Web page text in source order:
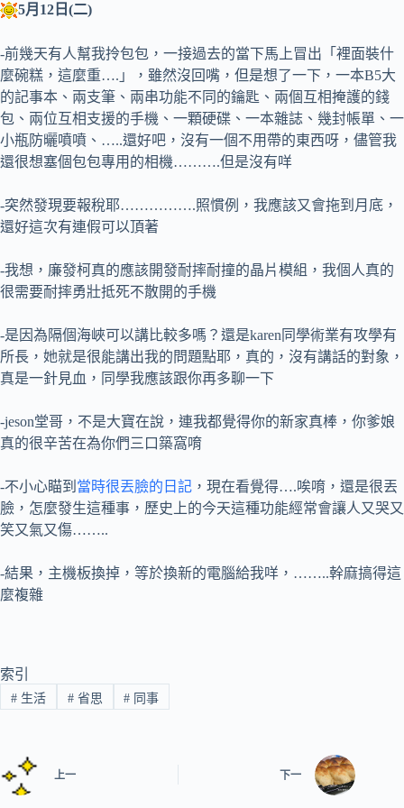
5月12日(二)
-前幾天有人幫我拎包包，一接過去的當下馬上冒出「裡面裝什
麼碗糕，這麼重….」，雖然沒回嘴，但是想了一下，一本B5大
的記事本、兩支筆、兩串功能不同的鑰匙、兩個互相掩護的錢
包、兩位互相支援的手機、一顆硬碟、一本雜誌、幾封帳單、一
小瓶防曬噴噴、…..還好吧，沒有一個不用帶的東西呀，儘管我
還很想塞個包包專用的相機……….但是沒有咩
-突然發現要報稅耶…………….照慣例，我應該又會拖到月底，
還好這次有連假可以頂著
-我想，廉發柯真的應該開發耐摔耐撞的晶片模組，我個人真的
很需要耐摔勇壯抵死不散開的手機
-是因為隔個海峽可以講比較多嗎？還是karen同學術業有攻學有
所長，她就是很能講出我的問題點耶，真的，沒有講話的對象，
真是一針見血，同學我應該跟你再多聊一下
-jeson堂哥，不是大寶在說，連我都覺得你的新家真棒，你爹娘
真的很辛苦在為你們三口築窩唷
-不小心瞄到 當時很丟臉的日記 ，現在看覺得….唉唷，還是很丟
臉，怎麼發生這種事，歷史上的今天這種功能經常會讓人又哭又
笑又氣又傷……..
-結果，主機板換掉，等於換新的電腦給我咩，……..幹麻搞得這
麼複雜
索引
#生活 #省思 # 同事
上一 下一